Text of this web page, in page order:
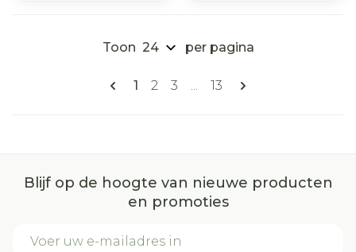
Pagina's
U lees momenteel pagina
1 Pagina
2 Pagina
3 ... Pagina
13
Toon per pagina
Blijf op de hoogte van nieuwe producten
en promoties